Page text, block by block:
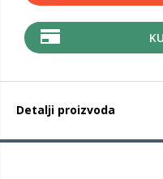
Detalji proizvoda